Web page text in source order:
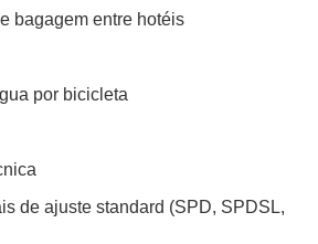
bagagem entre hotéis
por bicicleta
de ajuste standard (SPD, SPDSL,